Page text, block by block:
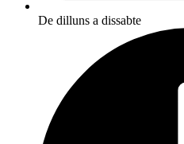
De dilluns a dissabte